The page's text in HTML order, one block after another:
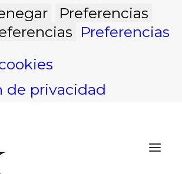
Preferencias
Preferencias
de privacidad